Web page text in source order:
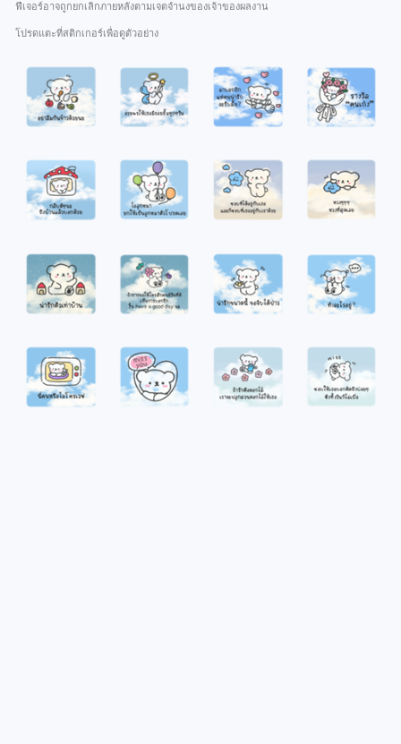
ฟีเจอร์อาจถูกยกเลิกภายหลังตามเจตจำนงของเจ้าของผลงาน
โปรดแตะที่สติกเกอร์เพื่อดูตัวอย่าง